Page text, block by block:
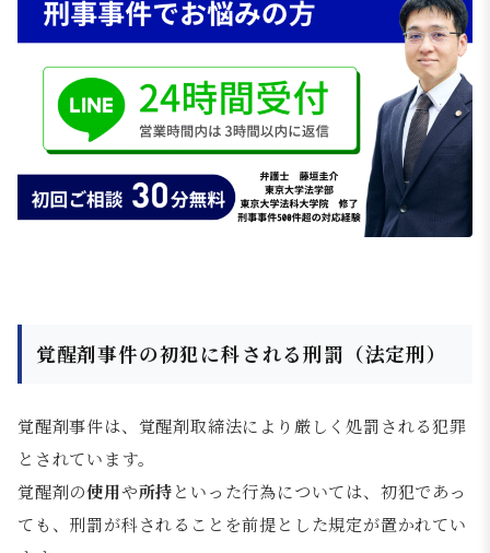
覚醒剤事件の初犯に科される刑罰（法定刑）
覚醒剤事件は、覚醒剤取締法により厳しく処罰される犯罪
とされています。
覚醒剤の使用や所持といった行為については、初犯であっ
ても、刑罰が科されることを前提とした規定が置かれてい